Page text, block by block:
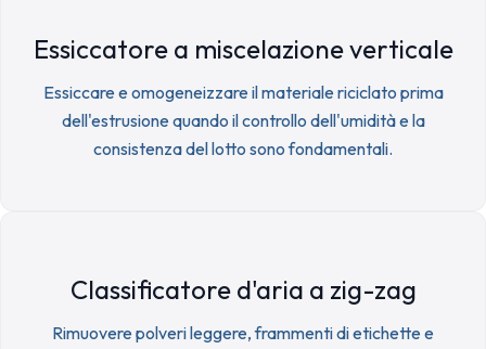
Essiccatore a miscelazione verticale
Essiccare e omogeneizzare il materiale riciclato prima
dell'estrusione quando il controllo dell'umidità e la
consistenza del lotto sono fondamentali.
Classificatore d'aria a zig-zag
Rimuovere polveri leggere, frammenti di etichette e